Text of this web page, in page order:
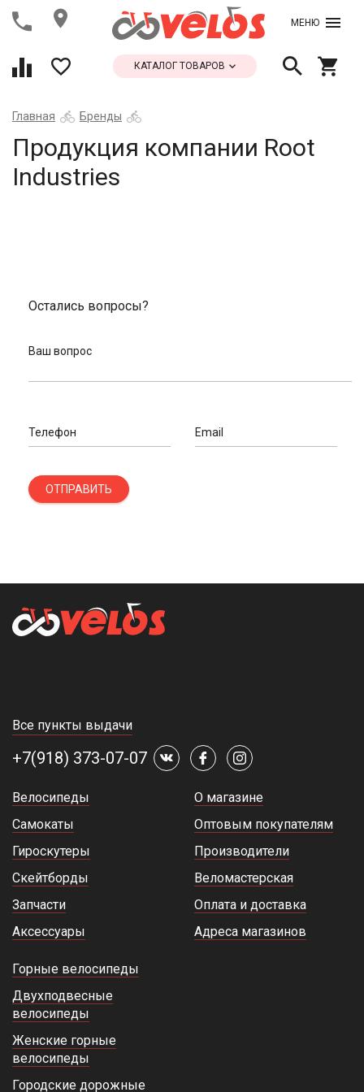
МЕНЮ
КАТАЛОГ ТОВАРОВ
Главная Бренды
Продукция компании Root
Industries
Остались вопросы?
Ваш вопрос
Телефон Email
ОТПРАВИТЬ
Все пункты выдачи
+7(918) 373-07-07
Велосипеды
Самокаты
Гироскутеры
Скейтборды
Запчасти
Аксессуары
О магазине
Оптовым покупателям
Производители
Веломастерская
Оплата и доставка
Адреса магазинов
Горные велосипеды
Двухподвесные
велосипеды
Женские горные
велосипеды
Городские дорожные